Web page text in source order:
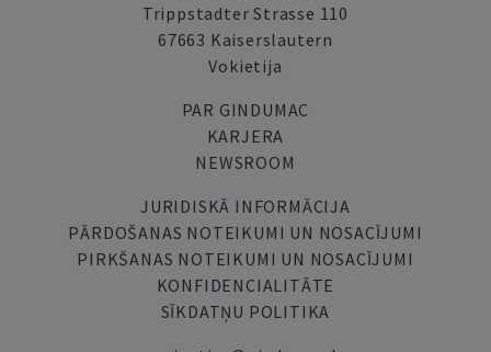
Trippstadter Strasse 110
67663 Kaiserslautern
Vokietija
PAR GINDUMAC
KARJERA
NEWSROOM
JURIDISKĀ INFORMĀCIJA
PĀRDOŠANAS NOTEIKUMI UN NOSACĪJUMI
PIRKŠANAS NOTEIKUMI UN NOSACĪJUMI
KONFIDENCIALITĀTE
SĪKDATŅU POLITIKA